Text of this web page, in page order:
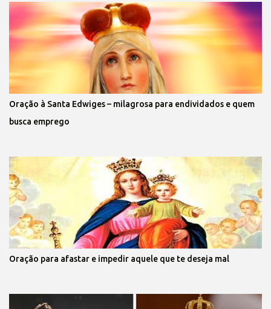
Oração à Santa Edwiges – milagrosa para endividados e quem
busca emprego
Oração para afastar e impedir aquele que te deseja mal